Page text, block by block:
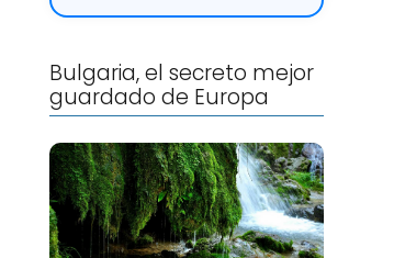
Bulgaria, el secreto mejor
guardado de Europa